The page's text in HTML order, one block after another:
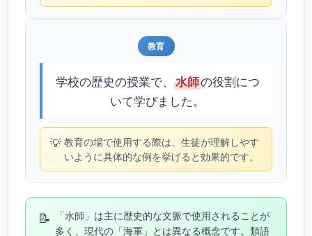
教育
学校の歴史の授業で、 水師の役割につ
いて学びました。
💡 教育の場で使用する際は、生徒が理解しやす
いように具体的な例を挙げると効果的です。
📝
「水師」は主に歴史的な文脈で使用されることが
多く、現代の「海軍」とは異なる概念です。類語